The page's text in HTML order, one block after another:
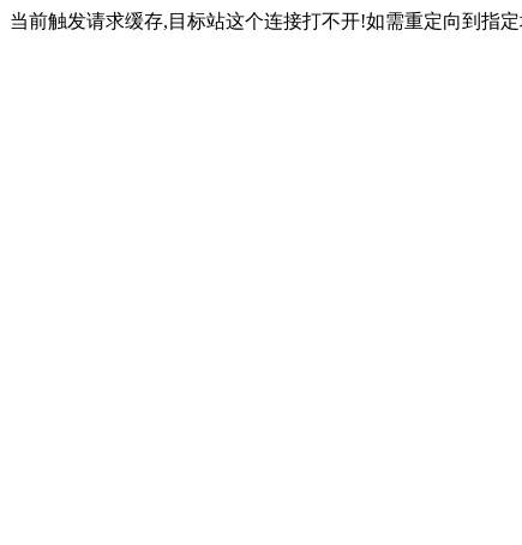
当前触发请求缓存,目标站这个连接打不开!如需重定向到指